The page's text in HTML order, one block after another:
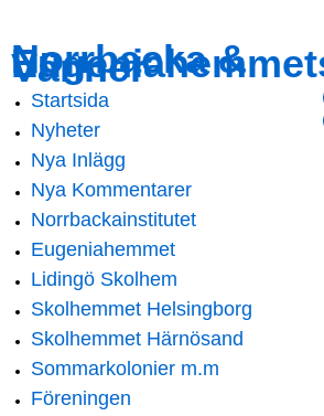
main
content
navigation
Norrbacka &
Vänner
Main menu
Startsida
Nyheter
Nya Inlägg
Nya Kommentarer
Norrbackainstitutet
Eugeniahemmet
Lidingö Skolhem
Skolhemmet Helsingborg
Skolhemmet Härnösand
Sommarkolonier m.m
Föreningen